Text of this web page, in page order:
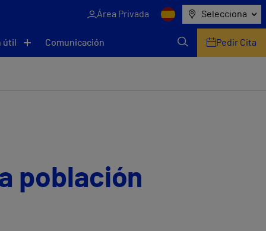
Área Privada Selecciona
útil Comunicación Pedir Cita
población